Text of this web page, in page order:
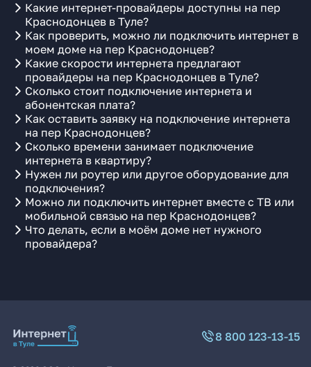
Какие интернет-провайдеры доступны на пер
Краснодонцев в Туле?
Как проверить, можно ли подключить интернет в
моем доме на пер Краснодонцев?
Какие скорости интернета предлагают
провайдеры на пер Краснодонцев в Туле?
Сколько стоит подключение интернета и
абонентская плата?
Как оставить заявку на подключение интернета
на пер Краснодонцев?
Сколько времени занимает подключение
интернета в квартиру?
Нужен ли роутер или другое оборудование для
подключения?
Можно ли подключить интернет вместе с ТВ или
мобильной связью на пер Краснодонцев?
Что делать, если в моём доме нет нужного
провайдера?
8 800 123-13-15